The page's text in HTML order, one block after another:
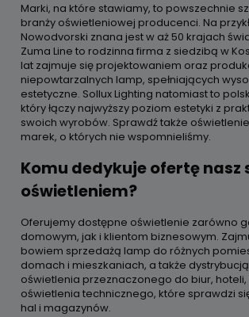
Marki, na które stawiamy, to powszechnie
branży oświetleniowej producenci. Na
Nowodvorski znana jest w aż 50 krajach
Zuma Line to rodzinna firma z siedzibą w
lat zajmuje się projektowaniem oraz
niepowtarzalnych lamp, spełniających
estetyczne. Sollux Lighting natomiast to
który łączy najwyższy poziom estetyki z
swoich wyrobów. Sprawdź także
marek, o których nie wspomnieliśmy.
Komu dedykuje ofertę nasz
oświetleniem?
Oferujemy dostępne oświetlenie zarówno
domowym, jak i klientom biznesowym.
bowiem sprzedażą lamp do różnych
domach i mieszkaniach, a także
oświetlenia przeznaczonego do biur,
oświetlenia technicznego, które sprawdzi
hal i magazynów.